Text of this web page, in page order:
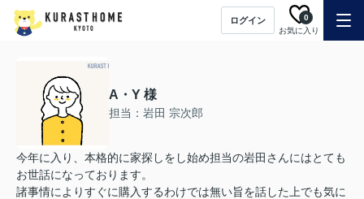
ログイン
お気に入り
0
A・Y 様
担当：岩田 宗次郎
今年に入り、本格的に家探しをし始め担当の岩田さんにはとても
お世話になっております。
諸事情によりすぐに購入するわけでは無い旨を話した上でも気に